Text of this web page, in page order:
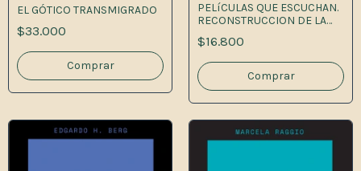
EL GÓTICO TRANSMIGRADO
$33.000
PELíCULAS QUE ESCUCHAN.
RECONSTRUCCION DE LA
IDENTIDAD EN ONCE FILMES
CHILENOS Y ARGENTINOS
$16.800